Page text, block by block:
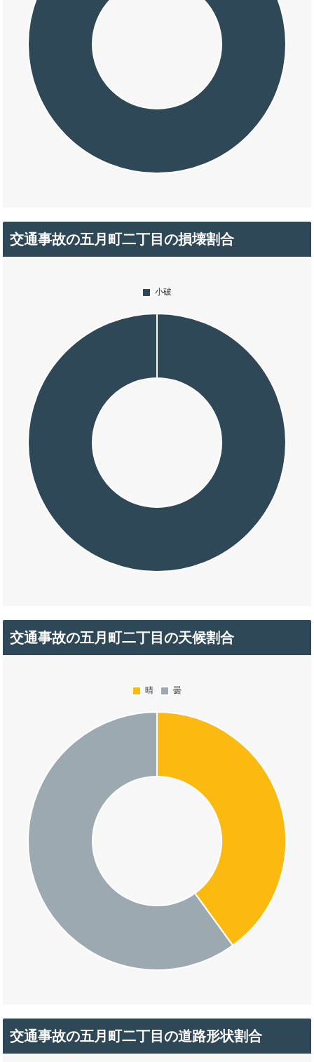
交通事故の五月町二丁目の損壊割合
交通事故の五月町二丁目の天候割合
交通事故の五月町二丁目の道路形状割合